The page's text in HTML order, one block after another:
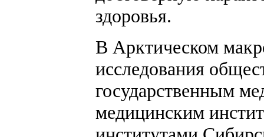
здоровья.
В Арктическом
исследования
государственным
медицинским